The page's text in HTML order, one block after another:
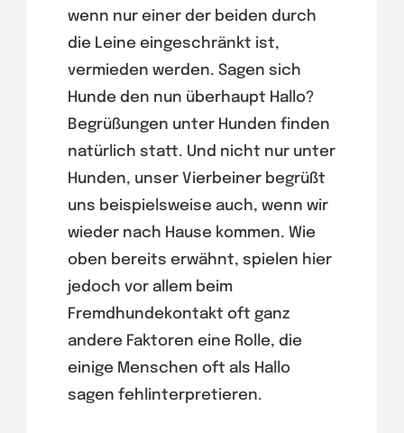
wenn nur einer der beiden durch
die Leine eingeschränkt ist,
vermieden werden. Sagen sich
Hunde den nun überhaupt Hallo?
Begrüßungen unter Hunden finden
natürlich statt. Und nicht nur unter
Hunden, unser Vierbeiner begrüßt
uns beispielsweise auch, wenn wir
wieder nach Hause kommen. Wie
oben bereits erwähnt, spielen hier
jedoch vor allem beim
Fremdhundekontakt oft ganz
andere Faktoren eine Rolle, die
einige Menschen oft als Hallo
sagen fehlinterpretieren.